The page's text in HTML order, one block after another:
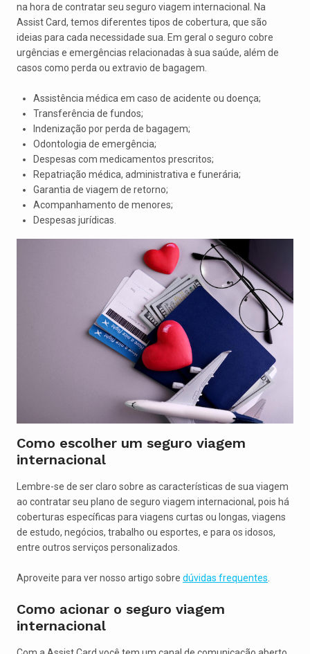
na hora de contratar seu seguro viagem internacional. Na
Assist Card, temos diferentes tipos de cobertura, que são
ideias para cada necessidade sua. Em geral o seguro cobre
urgências e emergências relacionadas à sua saúde, além de
casos como perda ou extravio de bagagem.
Assistência médica em caso de acidente ou doença;
Transferência de fundos;
Indenização por perda de bagagem;
Odontologia de emergência;
Despesas com medicamentos prescritos;
Repatriação médica, administrativa e funerária;
Garantia de viagem de retorno;
Acompanhamento de menores;
Despesas jurídicas.
Como escolher um seguro viagem
internacional
Lembre-se de ser claro sobre as características de sua viagem
ao contratar seu plano de seguro viagem internacional, pois há
coberturas específicas para viagens curtas ou longas, viagens
de estudo, negócios, trabalho ou esportes, e para os idosos,
entre outros serviços personalizados.
Aproveite para ver nosso artigo sobre dúvidas frequentes
Como acionar o seguro viagem
internacional